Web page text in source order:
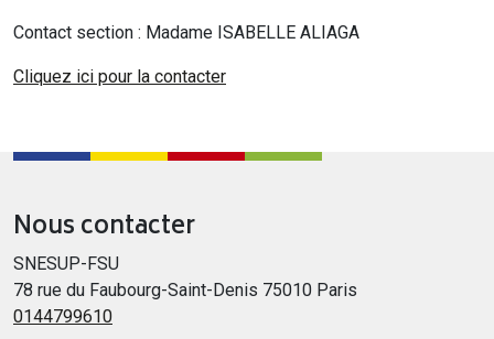
Contact section : Madame ISABELLE ALIAGA
Cliquez ici pour la contacter
Nous contacter
SNESUP-FSU
78 rue du Faubourg-Saint-Denis 75010 Paris
0144799610